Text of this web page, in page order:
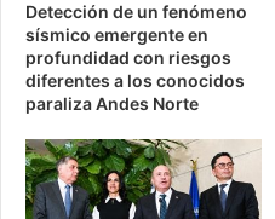
Detección de un fenómeno
sísmico emergente en
profundidad con riesgos
diferentes a los conocidos
paraliza Andes Norte